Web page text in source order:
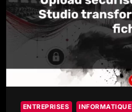
ENTREPRISES INFORMATIQUE